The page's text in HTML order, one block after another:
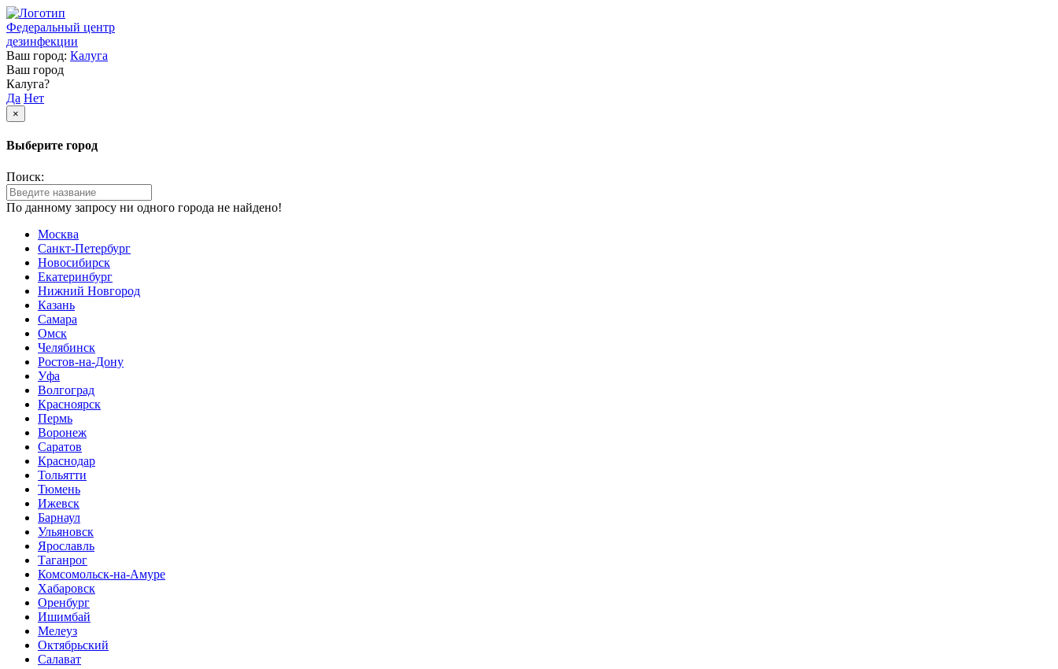
Федеральный центр
дезинфекции
Ваш город: Калуга
Ваш город
Калуга?
Да Нет
×
Выберите город
Поиск:
По данному запросу ни одного города не найдено!
Москва
Санкт-Петербург
Новосибирск
Екатеринбург
Нижний Новгород
Казань
Самара
Омск
Челябинск
Ростов-на-Дону
Уфа
Волгоград
Красноярск
Пермь
Воронеж
Саратов
Краснодар
Тольятти
Тюмень
Ижевск
Барнаул
Ульяновск
Ярославль
Таганрог
Комсомольск-на-Амуре
Хабаровск
Оренбург
Ишимбай
Мелеуз
Октябрьский
Салават